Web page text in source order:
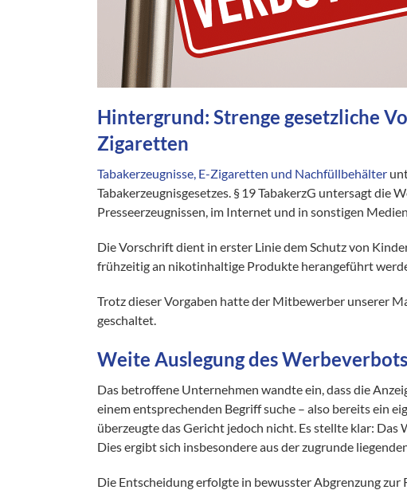
Hintergrund: Strenge gesetzliche
Zigaretten
Tabakerzeugnisse, E-Zigaretten und Nachfüllbehälter
Tabakerzeugnisgesetzes. § 19 TabakerzG untersagt die
Presseerzeugnissen, im Internet und in sonstigen
Die Vorschrift dient in erster Linie dem Schutz von
frühzeitig an nikotinhaltige Produkte herangeführt
Trotz dieser Vorgaben hatte der Mitbewerber unserer
geschaltet.
Weite Auslegung des Werbeverbots
Das betroffene Unternehmen wandte ein, dass die
einem entsprechenden Begriff suche – also bereits ein
überzeugte das Gericht jedoch nicht. Es stellte klar: Das
Dies ergibt sich insbesondere aus der zugrunde
Die Entscheidung erfolgte in bewusster Abgrenzung